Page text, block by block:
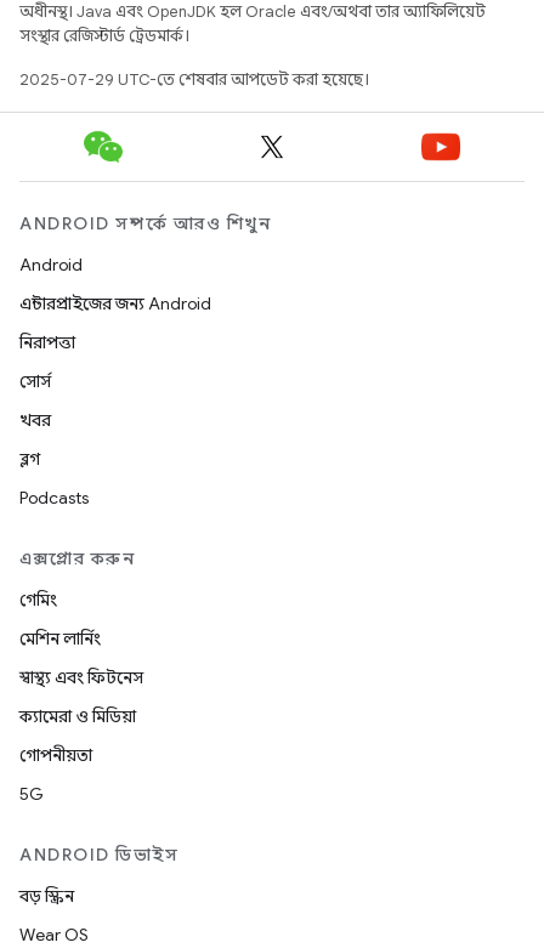
অধীনস্থ। Java এবং OpenJDK হল Oracle এবং/অথবা তার অ্যাফিলিয়েট
সংস্থার রেজিস্টার্ড ট্রেডমার্ক।
2025-07-29 UTC-তে শেষবার আপডেট করা হয়েছে।
ANDROID সম্পর্কে আরও শিখুন
Android
এন্টারপ্রাইজের জন্য Android
নিরাপত্তা
সোর্স
খবর
ব্লগ
Podcasts
এক্সপ্লোর করুন
গেমিং
মেশিন লার্নিং
স্বাস্থ্য এবং ফিটনেস
ক্যামেরা ও মিডিয়া
গোপনীয়তা
5G
ANDROID ডিভাইস
বড় স্ক্রিন
Wear OS